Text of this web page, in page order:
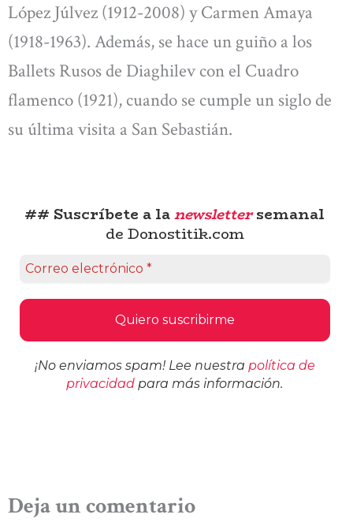
López Júlvez (1912-2008) y Carmen Amaya
(1918-1963). Además, se hace un guiño a los
Ballets Rusos de Diaghilev con el Cuadro
flamenco (1921), cuando se cumple un siglo de
su última visita a San Sebastián.
## Suscríbete a lanewslettersemanal
de Donostitik.com
¡No enviamos spam! Lee nuestra política de
privacidad para más información.
Deja un comentario